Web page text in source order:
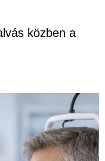
közben a